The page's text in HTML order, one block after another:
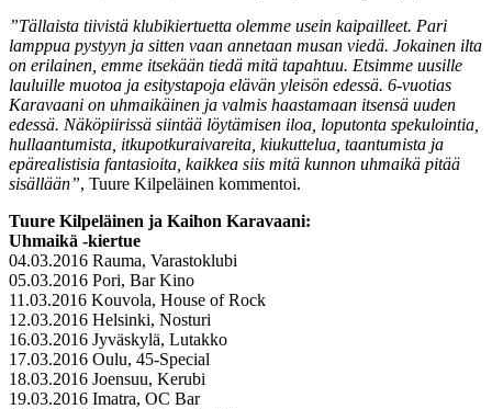
”Tällaista tiivistä klubikiertuetta olemme usein kaipailleet. Pari
lamppua pystyyn ja sitten vaan annetaan musan viedä. Jokainen ilta
on erilainen, emme itsekään tiedä mitä tapahtuu. Etsimme uusille
lauluille muotoa ja esitystapoja elävän yleisön edessä. 6-vuotias
Karavaani on uhmaikäinen ja valmis haastamaan itsensä uuden
edessä. Näköpiirissä siintää löytämisen iloa, loputonta spekulointia,
hullaantumista, itkupotkuraivareita, kiukuttelua, taantumista ja
epärealistisia fantasioita, kaikkea siis mitä kunnon uhmaikä pitää
sisällään”, Tuure Kilpeläinen kommentoi.
Tuure Kilpeläinen ja Kaihon Karavaani:
Uhmaikä -kiertue
04.03.2016 Rauma, Varastoklubi
05.03.2016 Pori, Bar Kino
11.03.2016 Kouvola, House of Rock
12.03.2016 Helsinki, Nosturi
16.03.2016 Jyväskylä, Lutakko
17.03.2016 Oulu, 45-Special
18.03.2016 Joensuu, Kerubi
19.03.2016 Imatra, OC Bar